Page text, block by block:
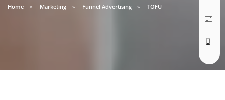
Home Marketing Funnel Advertising TOFUABRIR TICKET